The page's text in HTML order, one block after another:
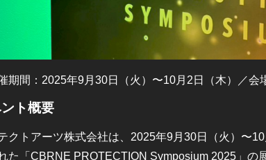
期間：2025年9月30日（火）〜10月2日（木）／会
ト概要
クトアーツ株式会社は、2025年9月30日（火）〜
た「CBRNE PROTECTION Symposium 2025」の